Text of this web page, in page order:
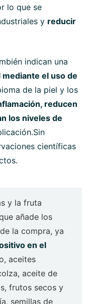
lo que se
y reducir
indican una
mediante el uso de
de la piel y los
reducen
los niveles de
científicas
y la fruta
añade los
la compra, ya
en el
aceites
aceite de
frutos secos y
semillas de